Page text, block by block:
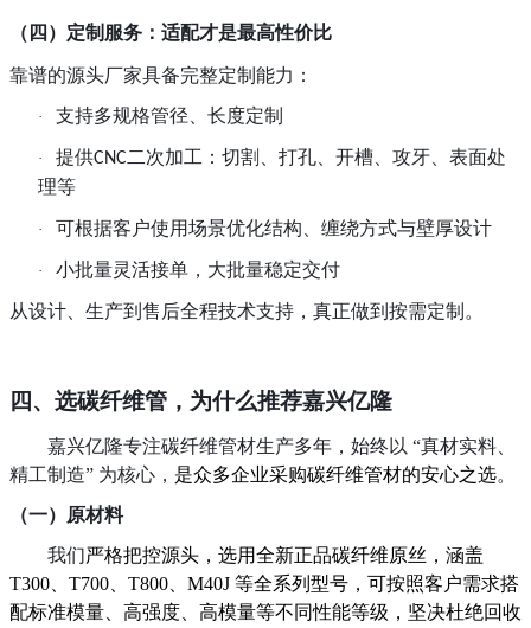
（四） 定制服务： 适配才是最高性价比
靠谱的源头厂家具备完整定制能力：
· 支持多规格管径、长度定制
· 提供CNC二次加工：切割、打孔、开槽、攻牙、表面处
理等
· 可根据客户使用场景优化结构、缠绕方式与壁厚设计
· 小批量灵活接单，大批量稳定交付
从设计、生产到售后全程技术支持，真正做到按需定制。
四、选碳纤维管，为什么推荐嘉兴亿隆
嘉兴亿隆专注碳纤维管材生产多年，始终以 “真材实料、
精工制造” 为核心， 是众多企业采购碳纤维管材的安心之选。
（一）
原材料
我们严格把控源头，选用全新正品碳纤维原丝，涵盖
T300、T700、T800、M40J 等全系列型号，可按照客户需求搭
配标准模量、高强度、高模量等不同性能等级，坚决杜绝回收